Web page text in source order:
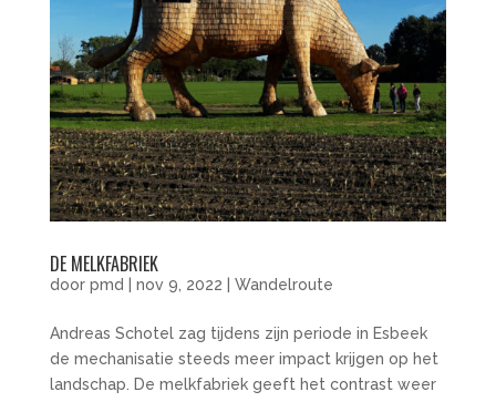
DE MELKFABRIEK
door pmd nov 9, 2022 Wandelroute
Andreas Schotel zag tijdens zijn periode in Esbeek
de mechanisatie steeds meer impact krijgen op het
landschap. De melkfabriek geeft het contrast weer